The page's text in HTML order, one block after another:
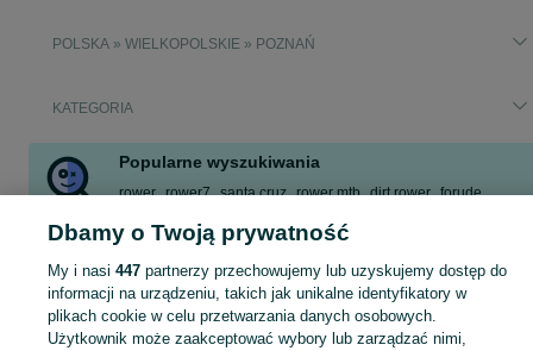
POLSKA » WIELKOPOLSKIE » POZNAŃ
KATEGORIA
Popularne wyszukiwania
rower rower7 santa cruz rower mtb dirt rower forude
Sprzedaż rowerów górskich Poznań ▶️ Aktualne oferty nowe i używane ✅ Szeroki wybór produktów w najlepszych cenach ✌ Sprawdź oferty na OLX.pl!
Dbamy o Twoją prywatność
My i nasi 447partnerzy przechowujemy lub uzyskujemy dostęp do
informacji na urządzeniu, takich jak unikalne identyfikatory w
plikach cookie w celu przetwarzania danych osobowych.
Użytkownik może zaakceptować wybory lub zarządzać nimi,